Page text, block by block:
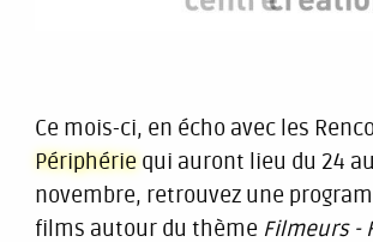
Ce mois-ci, en écho avec les
Périphériequi auront lieu du 24
novembre, retrouvez une
films autour du thème Filmeurs -